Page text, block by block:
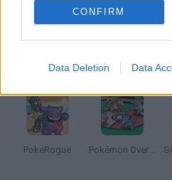
CONFIRM
Data Deletion Data
Pokeguessr
PokéRogue Pokémon Overlord